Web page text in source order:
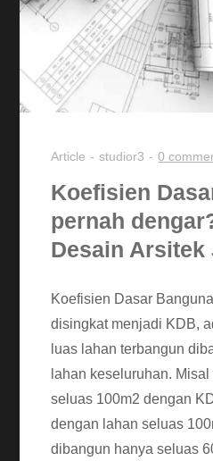
Article studior3 0
Koefisien
pernah
Desain Arsitek
Koefisien Dasar
disingkat menjadi KDB,
luas lahan terbangun
lahan keseluruhan.
seluas 100m2 dengan
dengan lahan seluas
dibangun hanya seluas